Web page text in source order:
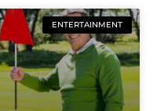
ENTERTAINMENT